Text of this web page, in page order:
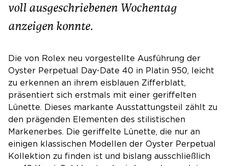
voll ausgeschriebenen Wochentag
anzeigen konnte.
Die von Rolex neu vorgestellte Ausführung der
Oyster Perpetual Day-Date 40 in Platin 950, leicht
zu erkennen an ihrem eisblauen Zifferblatt,
präsentiert sich erstmals mit einer geriffelten
Lünette. Dieses markante Ausstattungsteil zählt zu
den prägenden Elementen des stilistischen
Markenerbes. Die geriffelte Lünette, die nur an
einigen klassischen Modellen der Oyster Perpetual
Kollektion zu finden ist und bislang ausschließlich